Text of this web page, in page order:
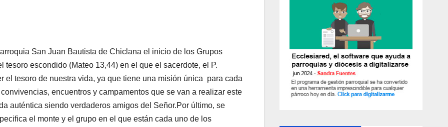
San Juan Bautista de Chiclana el inicio de los Grupos
escondido (Mateo 13,44) en el que el sacerdote, el P.
el tesoro de nuestra vida, ya que tiene una misión única para cada
encuentros y campamentos que se van a realizar este
auténtica siendo verdaderos amigos del Señor.Por último, se
el monte y el grupo en el que están cada uno de los